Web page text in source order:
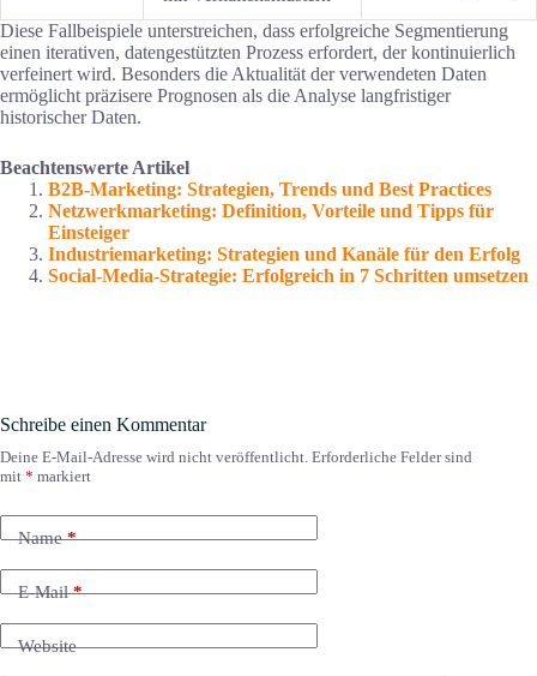
Diese Fallbeispiele unterstreichen, dass erfolgreiche Segmentierung
einen iterativen, datengestützten Prozess erfordert, der kontinuierlich
verfeinert wird. Besonders die Aktualität der verwendeten Daten
ermöglicht präzisere Prognosen als die Analyse langfristiger
historischer Daten.
Beachtenswerte Artikel
B2B-Marketing: Strategien, Trends und Best Practices
Netzwerkmarketing: Definition, Vorteile und Tipps für
Einsteiger
Industriemarketing: Strategien und Kanäle für den Erfolg
Social-Media-Strategie: Erfolgreich in 7 Schritten umsetzen
Schreibe einen Kommentar
Deine E-Mail-Adresse wird nicht veröffentlicht. Erforderliche Felder sind
mit * markiert
Name*
E-Mail*
Website